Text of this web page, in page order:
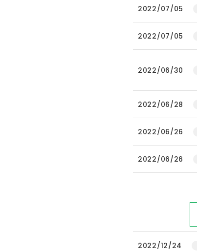
2022/07/05
2022/07/05
2022/06/30
2022/06/28
2022/06/26
2022/06/26
2022/12/24